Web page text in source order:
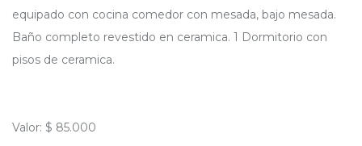
equipado con cocina comedor con mesada, bajo mesada.
Baño completo revestido en ceramica. 1 Dormitorio con
pisos de ceramica.
Valor: $ 85.000